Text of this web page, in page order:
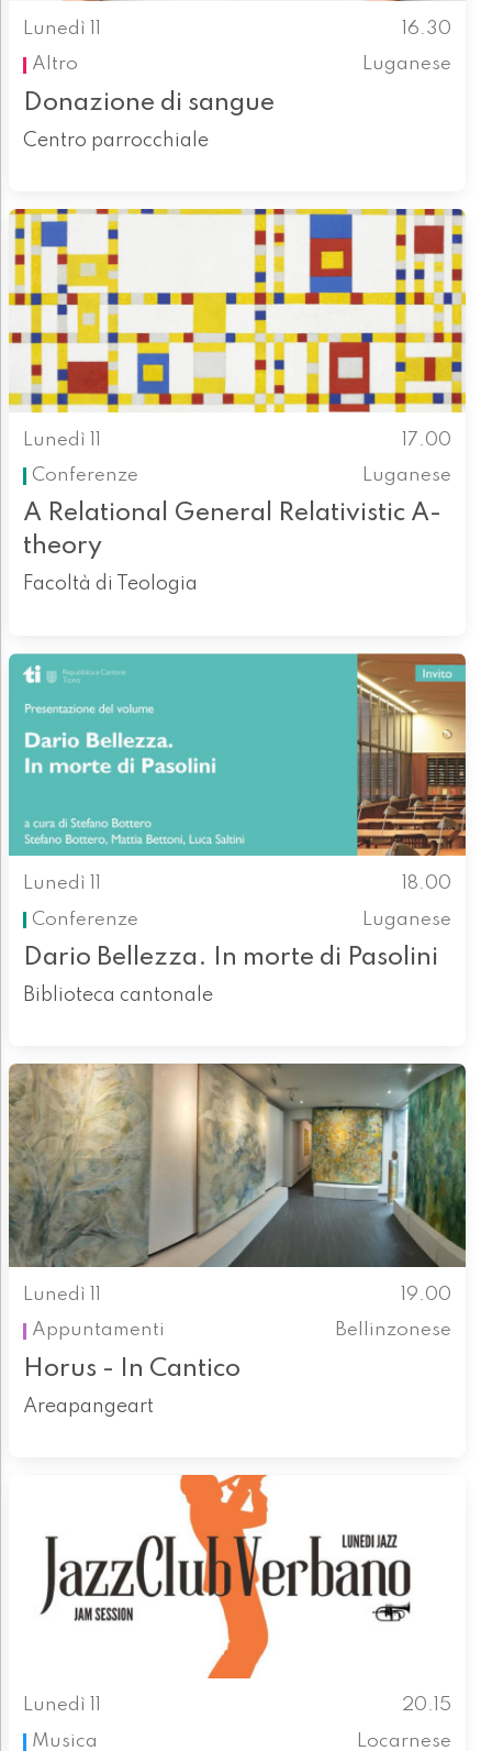
Lunedì 11
16.30
Altro
Luganese
Donazione di sangue
Centro parrocchiale
Lunedì 11
17.00
Conferenze
Luganese
A Relational General Relativistic A-
theory
Facoltà di Teologia
Lunedì 11
18.00
Conferenze
Luganese
Dario Bellezza. In morte di Pasolini
Biblioteca cantonale
Lunedì 11
19.00
Appuntamenti
Bellinzonese
Horus - In Cantico
Areapangeart
Lunedì 11
20.15
Musica
Locarnese